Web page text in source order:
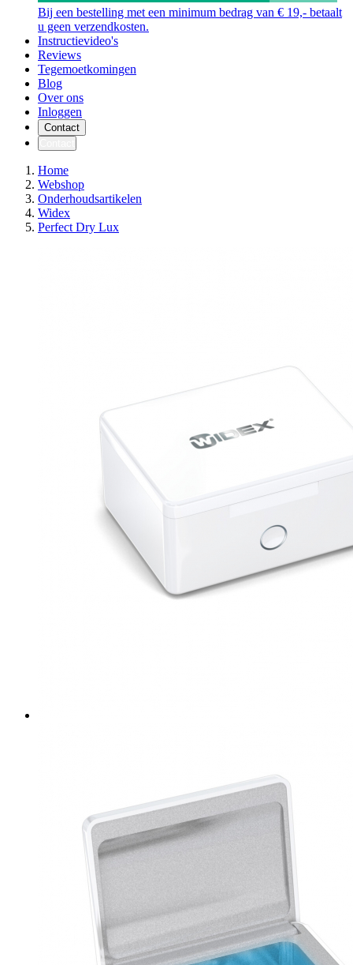
Bij een bestelling met een minimum bedrag van € 19,- betaalt
u geen verzendkosten.
Instructievideo's
Reviews
Tegemoetkomingen
Blog
Over ons
Inloggen
Contact
Home
Webshop
Onderhoudsartikelen
Widex
Perfect Dry Lux